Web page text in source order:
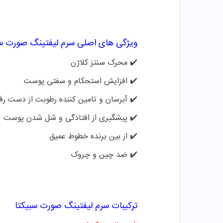
ویژگی های اصلیسرم لیفتینگ صورت
✔️محرک سنتز کلاژن
✔️ افزایش استحکام و سفتی پوست
✔️آبرسان و تامین کننده رطوبت از دست
✔️ پیشگیری از افتادگی و شل شدن پوست
✔️ از بین برنده خطوط عمیق
✔️ ضد چین و چروک
ترکیبات سرم لیفتینگ صورت سبیکتا